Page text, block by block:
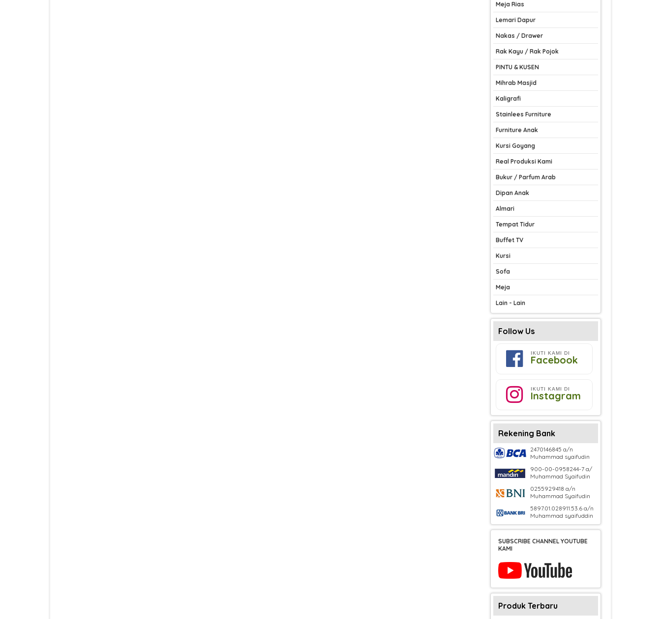
Meja Rias
Lemari Dapur
Nakas / Drawer
Rak Kayu / Rak Pojok
PINTU & KUSEN
Mihrab Masjid
Kaligrafi
Stainlees Furniture
Furniture Anak
Kursi Goyang
Real Produksi Kami
Bukur / Parfum Arab
Dipan Anak
Almari
Tempat Tidur
Buffet TV
Kursi
Sofa
Meja
Lain - Lain
Follow Us
IKUTI KAMI DI
Facebook
IKUTI KAMI DI
Instagram
Rekening Bank
2470146845 a/n
Muhammad syaifudin
900-00-0958244-7 a/
Muhammad Syaifudin
0255929418 a/n
Muhammad Syaifudin
5897.01.028911.53.6 a/n
Muhammad syaifuddin
SUBSCRIBE CHANNEL YOUTUBE
KAMI
Produk Terbaru